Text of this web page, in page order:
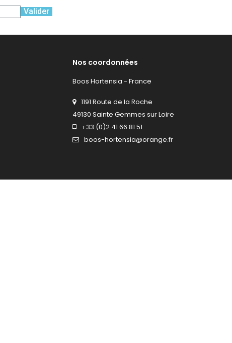
Valider
Nos coordonnées
Boos Hortensia - France
1191 Route de la Roche
49130 Sainte Gemmes sur Loire
+33 (0)2 41 66 81 51
boos-hortensia@orange.fr